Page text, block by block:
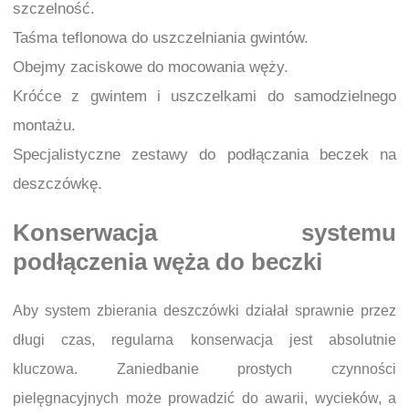
szczelność.
Taśma teflonowa do uszczelniania gwintów.
Obejmy zaciskowe do mocowania węży.
Króćce z gwintem i uszczelkami do samodzielnego
montażu.
Specjalistyczne zestawy do podłączania beczek na
deszczówkę.
Konserwacja systemu
podłączenia węża do beczki
Aby system zbierania deszczówki działał sprawnie przez
długi czas, regularna konserwacja jest absolutnie
kluczowa. Zaniedbanie prostych czynności
pielęgnacyjnych może prowadzić do awarii, wycieków, a